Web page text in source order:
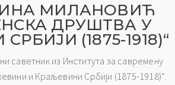
МИЛАНОВИЋ
ДРУШТВА У
(1875-1918)“
саветник из Института за савремену
и Краљевини Србији (1875-1918)“.